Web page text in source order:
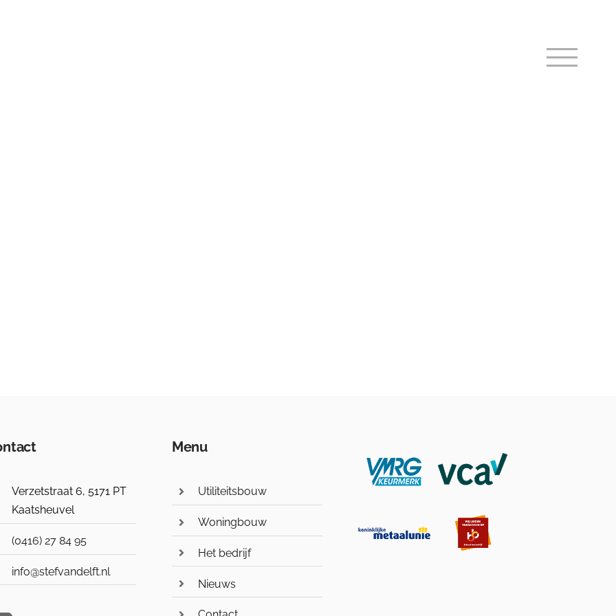
Verzetstraat 6, 5171 PT
Kaatsheuvel
(0416) 27 84 95
info@stefvandelft.nl
Menu
Utiliteitsbouw
Woningbouw
Het bedrijf
Nieuws